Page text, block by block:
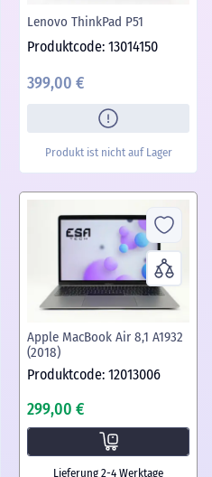
Lenovo ThinkPad P51
Produktcode: 13014150
399,00 €
Produkt ist nicht auf Lager
Apple MacBook Air 8,1 A1932
(2018)
Produktcode: 12013006
299,00 €
Lieferung 2-4 Werktage